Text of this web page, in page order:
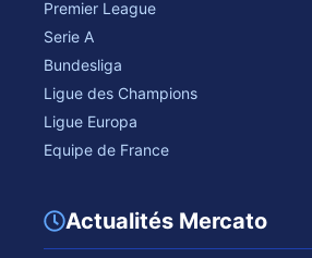
Premier League
Serie A
Bundesliga
Ligue des Champions
Ligue Europa
Equipe de France
Actualités Mercato